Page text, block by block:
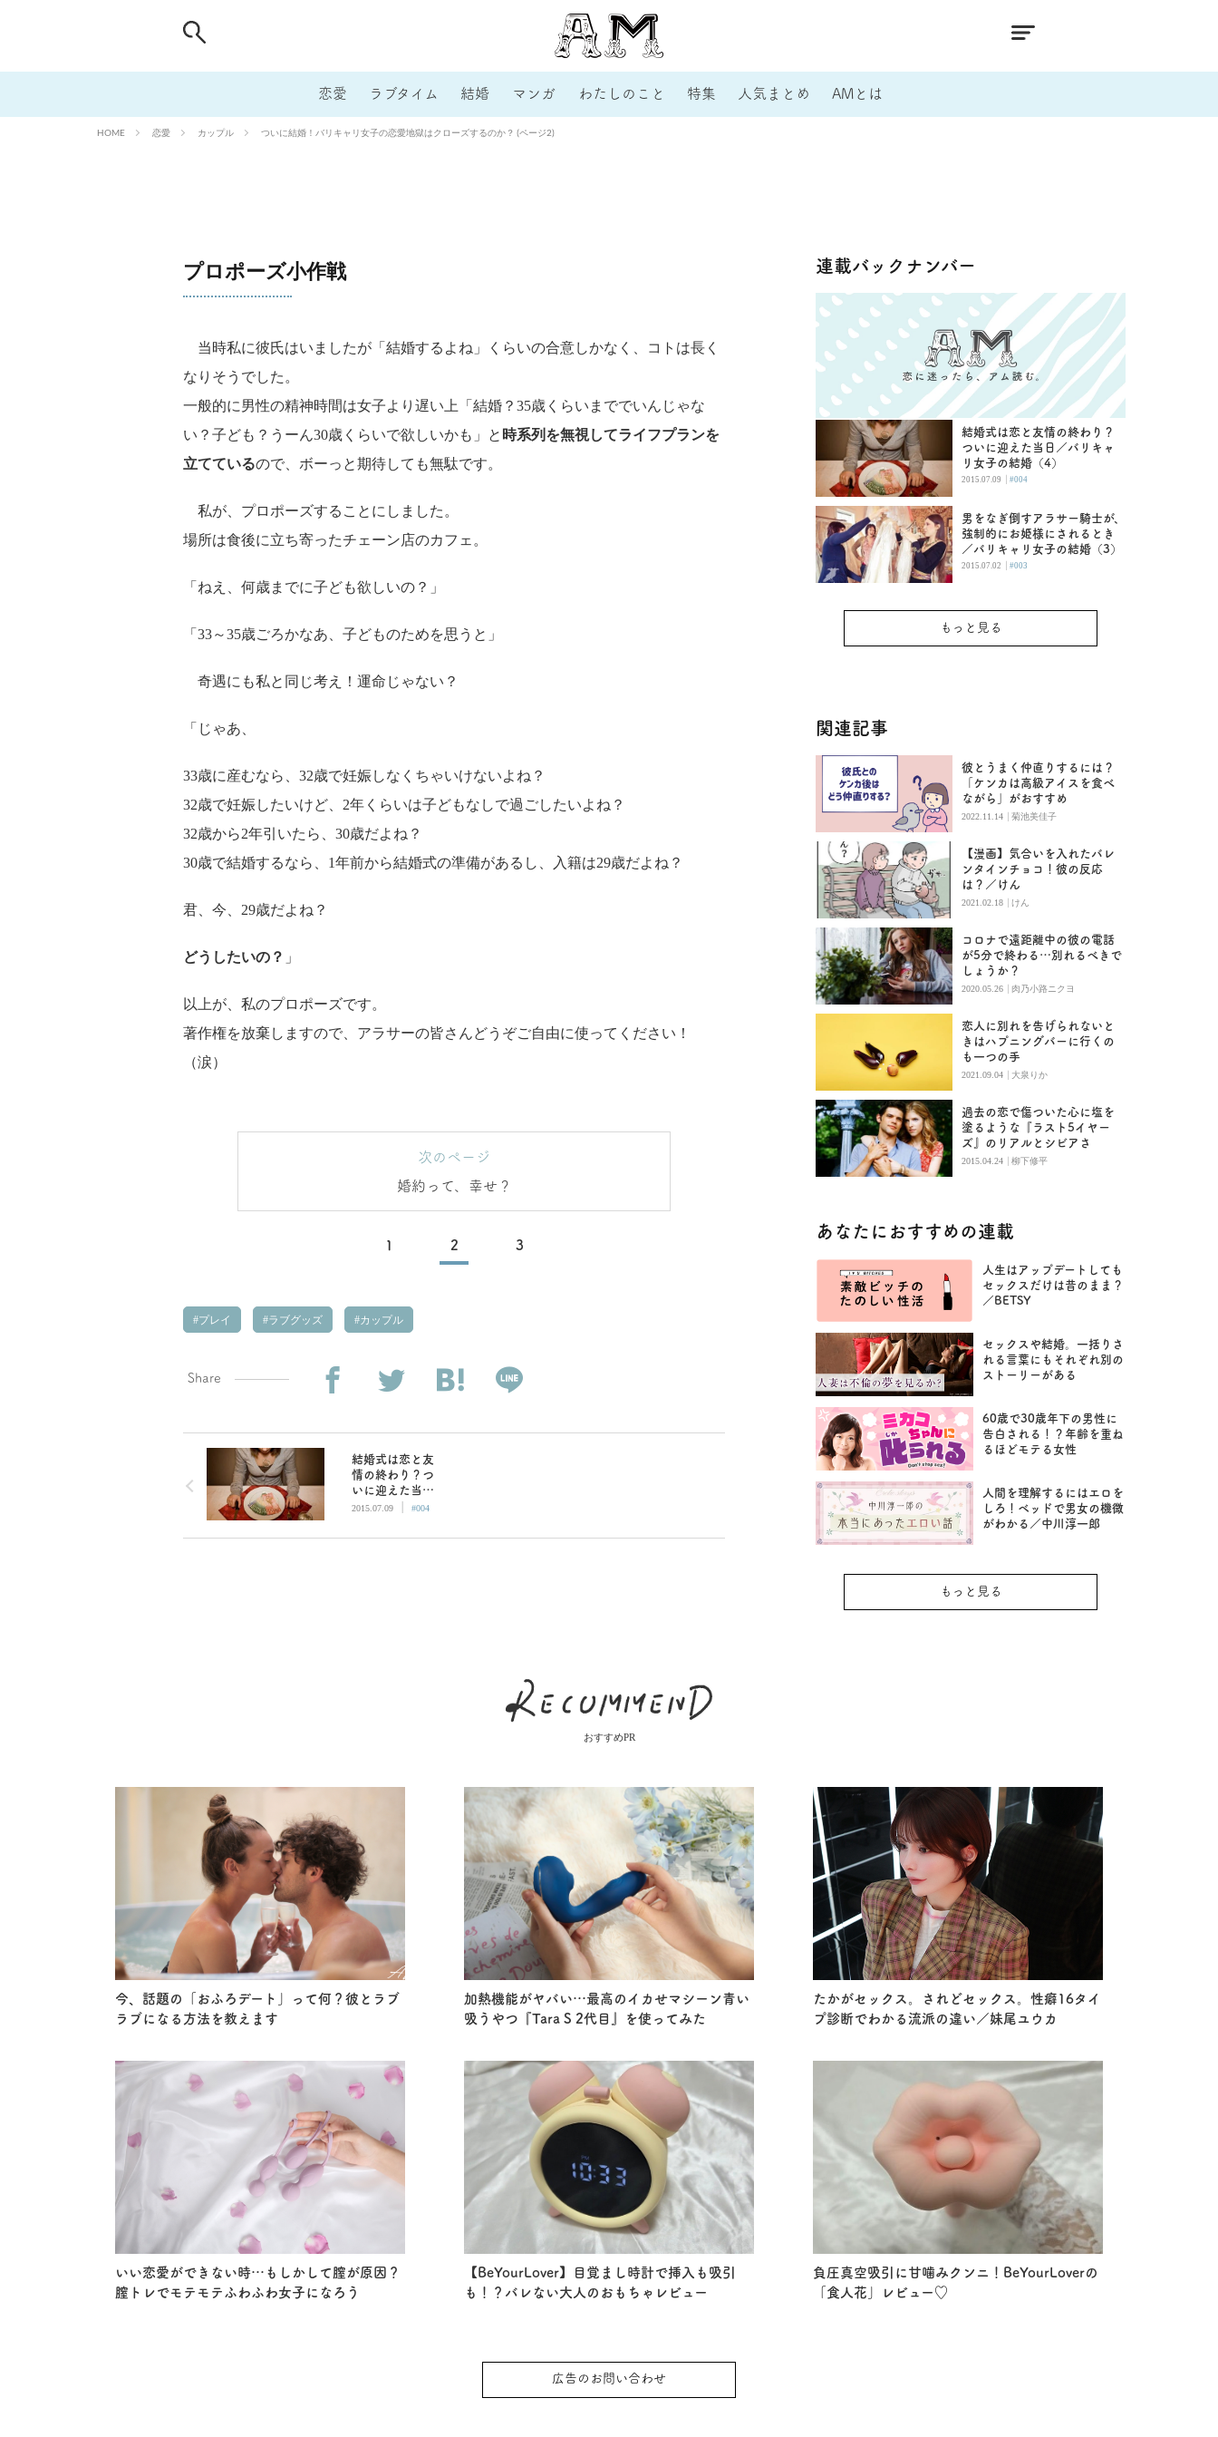
恋愛 ラブタイム 結婚 マンガ わたしのこと 特集 人気まとめ AMとは
HOME 恋愛 カップル ついに結婚！バリキャリ女子の恋愛地獄はクローズするのか？ (ページ2)
プロポーズ小作戦
当時私に彼氏はいましたが「結婚するよね」くらいの合意しかなく、コトは長く
なりそうでした。
一般的に男性の精神時間は女子より遅い上「結婚？35歳くらいまででいんじゃな
い？子ども？うーん30歳くらいで欲しいかも」と 時系列を無視してライフプランを
立てているので、ボーっと期待しても無駄です。
私が、プロポーズすることにしました。
場所は食後に立ち寄ったチェーン店のカフェ。
「ねえ、何歳までに子ども欲しいの？」
「33～35歳ごろかなあ、子どものためを思うと」
奇遇にも私と同じ考え！運命じゃない？
「じゃあ、
33歳に産むなら、32歳で妊娠しなくちゃいけないよね？
32歳で妊娠したいけど、2年くらいは子どもなしで過ごしたいよね？
32歳から2年引いたら、30歳だよね？
30歳で結婚するなら、1年前から結婚式の準備があるし、入籍は29歳だよね？
君、今、29歳だよね？
どうしたいの？ 」
以上が、私のプロポーズです。
著作権を放棄しますので、アラサーの皆さんどうぞご自由に使ってください！
（涙）
次のページ
婚約って、幸せ？
1 2 3
プレイ ラブグッズ カップル
Share
結婚式は恋と友
情の終わり？つ
いに迎えた当日
／バリキャリ女
2015.07.09 | #004
連載バックナンバー
結婚式は恋と友情の終わり？
ついに迎えた当日／バリキャ
リ女子の結婚（4）
2015.07.09 | #004
男をなぎ倒すアラサー騎士が、
強制的にお姫様にされるとき
／バリキャリ女子の結婚（3）
2015.07.02 | #003
もっと見る
関連記事
彼とうまく仲直りするには？
「ケンカは高級アイスを食べ
ながら」がおすすめ
2022.11.14 | 菊池美佳子
【漫画】気合いを入れたバレ
ンタインチョコ！彼の反応
は？／けん
2021.02.18 | けん
コロナで遠距離中の彼の電話
が5分で終わる…別れるべきで
しょうか？
2020.05.26 | 肉乃小路ニクヨ
恋人に別れを告げられないと
きはハプニングバーに行くの
も一つの手
2021.09.04 | 大泉りか
過去の恋で傷ついた心に塩を
塗るような『ラスト5イヤー
ズ』のリアルとシビアさ
2015.04.24 | 柳下修平
あなたにおすすめの連載
人生はアップデートしても
セックスだけは昔のまま？
／BETSY
セックスや結婚。一括りさ
れる言葉にもそれぞれ別の
ストーリーがある
60歳で30歳年下の男性に
告白される！？年齢を重ね
るほどモテる女性
人間を理解するにはエロを
しろ！ベッドで男女の機微
がわかる／中川淳一郎
もっと見る
おすすめPR
今、話題の「おふろデート」って何？彼とラブ
ラブになる方法を教えます
加熱機能がヤバい…最高のイカせマシーン青い
吸うやつ『Tara S 2代目』を使ってみた
たかがセックス。されどセックス。性癖16タイ
プ診断でわかる流派の違い／妹尾ユウカ
いい恋愛ができない時…もしかして膣が原因？
膣トレでモテモテふわふわ女子になろう
【BeYourLover】目覚まし時計で挿入も吸引
も！？バレない大人のおもちゃレビュー
負圧真空吸引に甘噛みクンニ！BeYourLoverの
「食人花」レビュー♡
広告のお問い合わせ